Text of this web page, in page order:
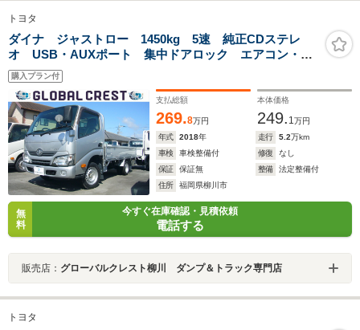
トヨタ
ダイナ ジャストロー 1450kg 5速 純正CDステレ
オ USB・AUXポート 集中ドアロック エアコン・パ
ワステ・パワーウィンドウ WSRSエアバック ABS
センターコンソール フォグランプ 荷台鉄板張り 荷台
新塗装済
購入プラン付
支払総額
269.8万円
本体価格
249. 1万円
年式
2018年 走行 5.2万km
車検
車検整備付 修復
なし
保証
保証無 整備
法定整備付
住所
福岡県柳川市
無
料
今すぐ在庫確認・見積依頼
電話する
販売店： グローバルクレスト柳川 ダンプ＆トラック専門店
トヨタ